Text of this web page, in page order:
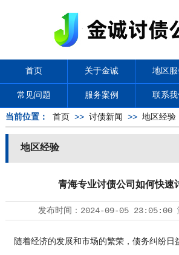
首页 关于金诚 地区服
常见问题 服务案例 联系我
当前位置： 首页 >> 讨债新闻 >> 地区经验
地区经验
青海专业讨债公司如何快速
发布时间： 2024-09-05 23:05:00
随着经济的发展和市场的繁荣，债务纠纷日